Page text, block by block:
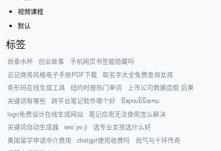
视频课程
默认
标签
尚泰水杯 创业故事
手机网页书签能隐藏吗
云记商务风格电子手账PDF下载
取名字大全免费查询女孩
条形码在线生成工具
纽约时报热门单词
上市公司数据造假 后果
关键词有哪些
跨平台笔记软件哪个好
ນີຊານນິນິທານ
logo免费设计在线生成网站
笔记应用无法使用怎么解决
关键词自动生成器
seo ye ji
选专业女孩选什么好
美国留学申请中介费用
chatgpt使用收费吗
尚气与十环传奇